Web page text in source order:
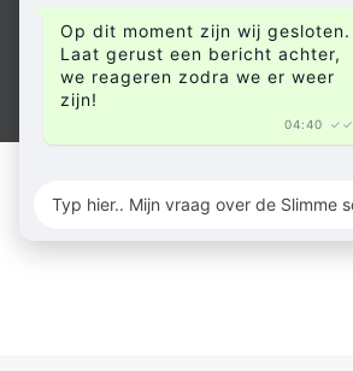
Op dit moment zijn wij gesloten.
Laat gerust een bericht achter,
we reageren zodra we er weer
zijn!
04:40 ✓✓